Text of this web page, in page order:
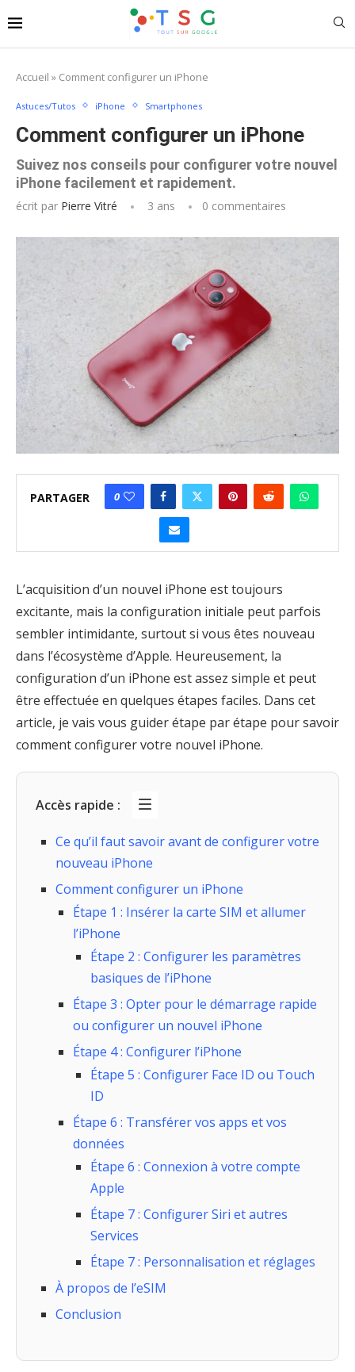
Accueil » Comment configurer un iPhone
Astuces/Tutos iPhone Smartphones
Comment configurer un iPhone
Suivez nos conseils pour configurer votre nouvel
iPhone facilement et rapidement.
écrit par Pierre Vitré 3 ans 0 commentaires
PARTAGER 0
L’acquisition d’un nouvel iPhone est toujours
excitante, mais la configuration initiale peut parfois
sembler intimidante, surtout si vous êtes nouveau
dans l’écosystème d’Apple. Heureusement, la
configuration d’un iPhone est assez simple et peut
être effectuée en quelques étapes faciles. Dans cet
article, je vais vous guider étape par étape pour savoir
comment configurer votre nouvel iPhone.
Accès rapide :
Ce qu’il faut savoir avant de configurer votre
nouveau iPhone
Comment configurer un iPhone
Étape 1 : Insérer la carte SIM et allumer
l’iPhone
Étape 2 : Configurer les paramètres
basiques de l’iPhone
Étape 3 : Opter pour le démarrage rapide
ou configurer un nouvel iPhone
Étape 4 : Configurer l’iPhone
Étape 5 : Configurer Face ID ou Touch
ID
Étape 6 : Transférer vos apps et vos
données
Étape 6 : Connexion à votre compte
Apple
Étape 7 : Configurer Siri et autres
Services
Étape 7 : Personnalisation et réglages
À propos de l’eSIM
Conclusion